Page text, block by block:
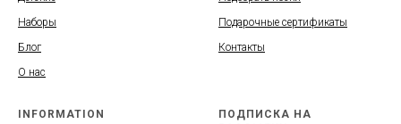
Наборы
Блог
О нас
Подарочные сертификаты
Контакты
INFORMATION
ПОДПИСКА НА